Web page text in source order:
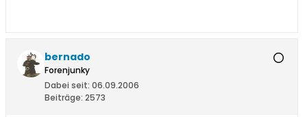
bernado
Forenjunky
Dabei seit: 06.09.2006
Beiträge: 2573